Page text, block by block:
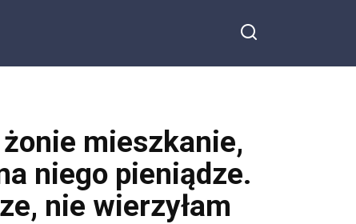
mieszkanie,
niego pieniądze.
nie wierzyłam